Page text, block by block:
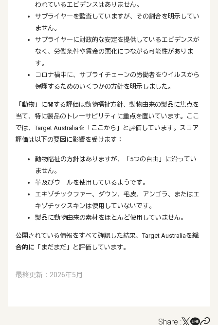
われているエビデンスはありません。
サプライヤーを監査していますが、その割合を明示してい
ません。
サプライヤーに財政的な安定を提供しているエビデンスが
なく、労働条件や賃金の悪化につながる可能性がありま
す。
コロナ禍中に、サプライチェーンの労働者をウイルスから
保護するためのいくつかの方針を明示しました。
「動物」
に関する評価は動物福祉方針、動物由来の製品に焦点を
当て、特に製品のトレーサビリティに重点を置いています。ここ
では、Target Australiaを「ここから」と評価しています。スコア
評価は以下の要因に影響を受けます：
動物福祉の方針はありますが、「5つの自由」に沿ってい
ません。
革及びウールを使用しているようです。
エキゾチックファー、ダウン、毛皮、アンゴラ、またはエ
キゾチックスキンは使用していないです。
製品に動物由来の素材をほとんど使用していません。
公開されている情報をすべて確認した結果、Target Australiaを総
合的に 「まだまだ」と評価しています。
最終更新：2026年5月
Share :